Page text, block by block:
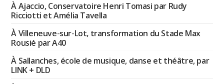
À Ajaccio, Conservatoire Henri Tomasi par Rudy
Ricciotti et Amélia Tavella
À Villeneuve-sur-Lot, transformation du Stade Max
Rousié par A40
À Sallanches, école de musique, danse et théâtre, par
LINK + DLD